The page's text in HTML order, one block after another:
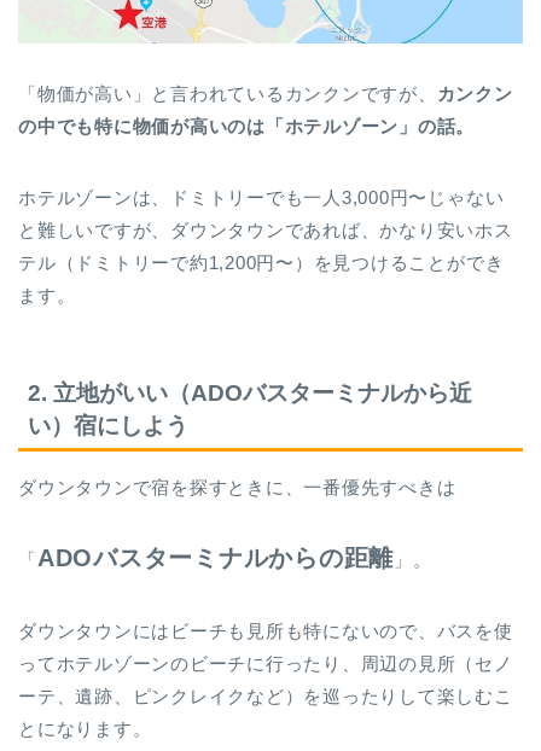
「物価が高い」と言われているカンクンですが、
カンクン
の中でも特に物価が高いのは「ホテルゾーン」の話。
ホテルゾーンは、ドミトリーでも一人3,000円〜じゃない
と難しいですが、ダウンタウンであれば、かなり安いホス
テル（ドミトリーで約1,200円〜）を見つけることができ
ます。
2. 立地がいい（ADOバスターミナルから近
い）宿にしよう
ダウンタウンで宿を探すときに、一番優先すべきは
「ADOバスターミナルからの距離 」。
ダウンタウンにはビーチも見所も特にないので、バスを使
ってホテルゾーンのビーチに行ったり、周辺の見所（セノ
ーテ、遺跡、ピンクレイクなど）を巡ったりして楽しむこ
とになります。